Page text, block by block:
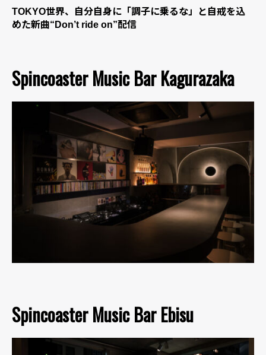
TOKYO世界、自分自身に「調子に乗るな」と自戒を込
めた新曲“Don’t ride on”配信
Spincoaster Music Bar Kagurazaka
Spincoaster Music Bar Ebisu